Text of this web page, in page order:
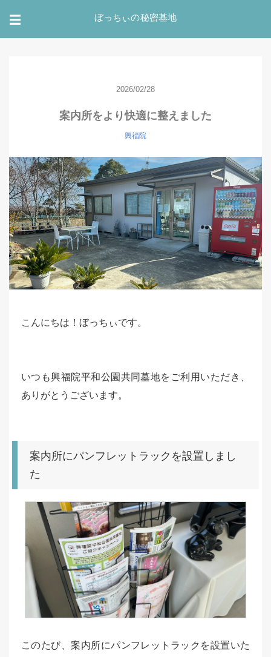
☰ ぼっちぃの秘密基地
2026/02/28
案内所をより快適に整えました
興福院
こんにちは！ぼっちぃです。
いつも興福院平和公園共同墓地をご利用いただき、
ありがとうございます。
案内所にパンフレットラックを設置しまし
た
このたび、案内所にパンフレットラックを設置いた